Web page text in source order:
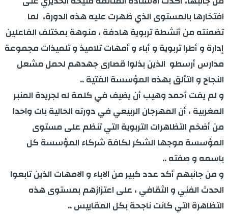
افتخارها بالمستوى الذي ظهرت عليه هذه الدورة، لما
تضمنته من أنشطة تربوية هادفة ، منوهة بمختلف الفاعلين
إدارة و أطرا تربوية و أباء و أمهات تلاميذ و تلميذات مجموعة
مدارس أرسطو الذين بذلوا قصارى جهدهم لحمل مشعل
النجاح و التألق بهذه المؤسسة الفتية ..
و لم يفت أحمد وهيب أن يضيف في كلمة له لجريدة المنبر
المغربية ، أن المهرجان الربيعي في دورته الحالية بات واحدا
من أضخم التظاهرات التربوية التي تنظم على مستوى
المؤسسة موجها الشكر لكافة شركاء المؤسسة كل
باسمه و صفته ..
و من جانبهم أكد عدد كبير من الاباء و الامهات الذين تابعوا
الحدث الفني و الثقافي ، على اعتزازهم بمستوى هذه
التظاهرة التي كانت ناجحة بكل المقاييس ..